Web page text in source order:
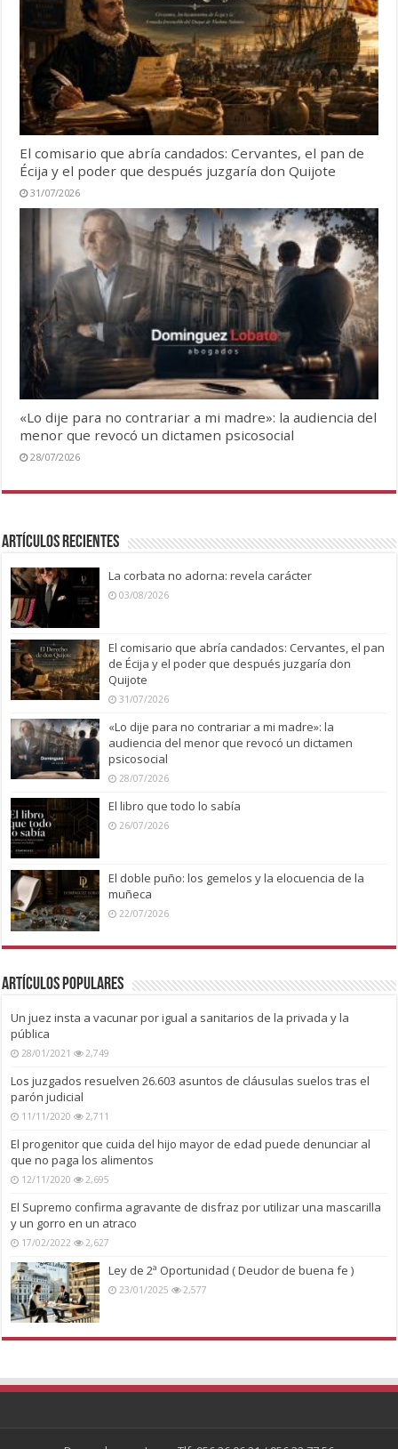
El comisario que abría candados: Cervantes, el pan de
Écija y el poder que después juzgaría don Quijote
31/07/2026
«Lo dije para no contrariar a mi madre»: la audiencia del
menor que revocó un dictamen psicosocial
28/07/2026
Artículos recientes
La corbata no adorna: revela carácter
03/08/2026
El comisario que abría candados: Cervantes, el pan
de Écija y el poder que después juzgaría don
Quijote
31/07/2026
«Lo dije para no contrariar a mi madre»: la
audiencia del menor que revocó un dictamen
psicosocial
28/07/2026
El libro que todo lo sabía
26/07/2026
El doble puño: los gemelos y la elocuencia de la
muñeca
22/07/2026
Artículos Populares
Un juez insta a vacunar por igual a sanitarios de la privada y la
pública
28/01/2021 2,749
Los juzgados resuelven 26.603 asuntos de cláusulas suelos tras el
parón judicial
11/11/2020 2,711
El progenitor que cuida del hijo mayor de edad puede denunciar al
que no paga los alimentos
12/11/2020 2,695
El Supremo confirma agravante de disfraz por utilizar una mascarilla
y un gorro en un atraco
17/02/2022 2,627
Ley de 2ª Oportunidad ( Deudor de buena fe )
23/01/2025 2,577